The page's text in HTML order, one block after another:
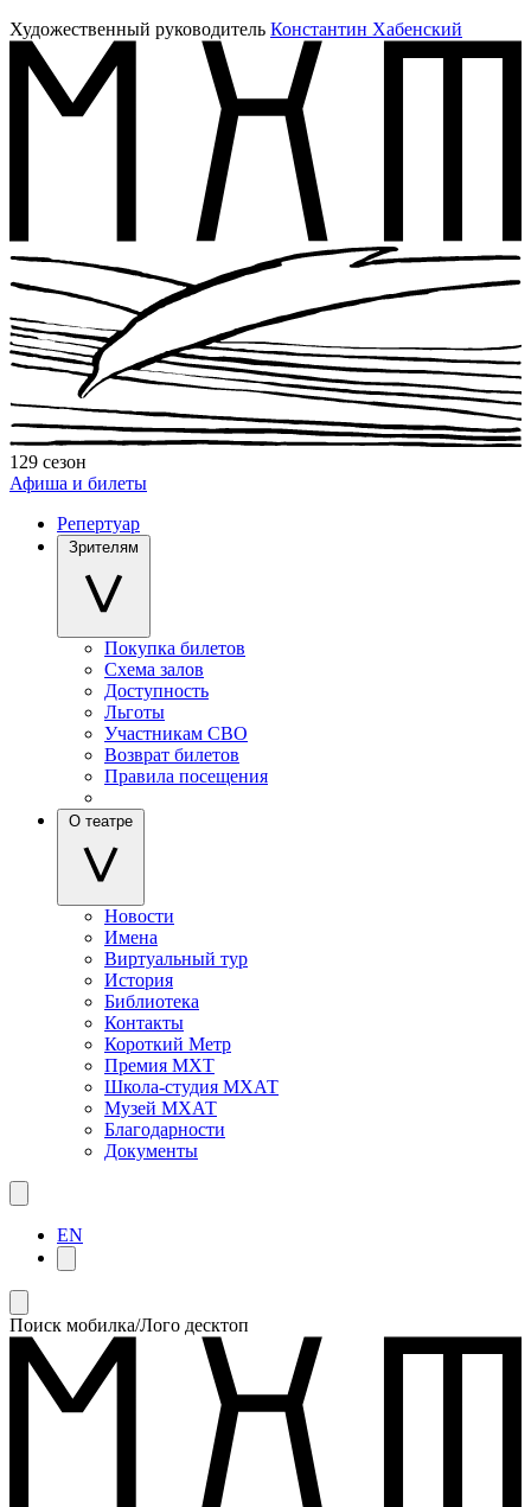
Художественный руководитель Константин Хабенский
129 сезон
Афиша и билеты
Репертуар
Зрителям
Покупка билетов
Схема залов
Доступность
Льготы
Участникам СВО
Возврат билетов
Правила посещения
О театре
Новости
Имена
Виртуальный тур
История
Библиотека
Контакты
Короткий Метр
Премия МХТ
Школа-студия МХАТ
Музей МХАТ
Благодарности
Документы
EN
Поиск мобилка/Лого десктоп